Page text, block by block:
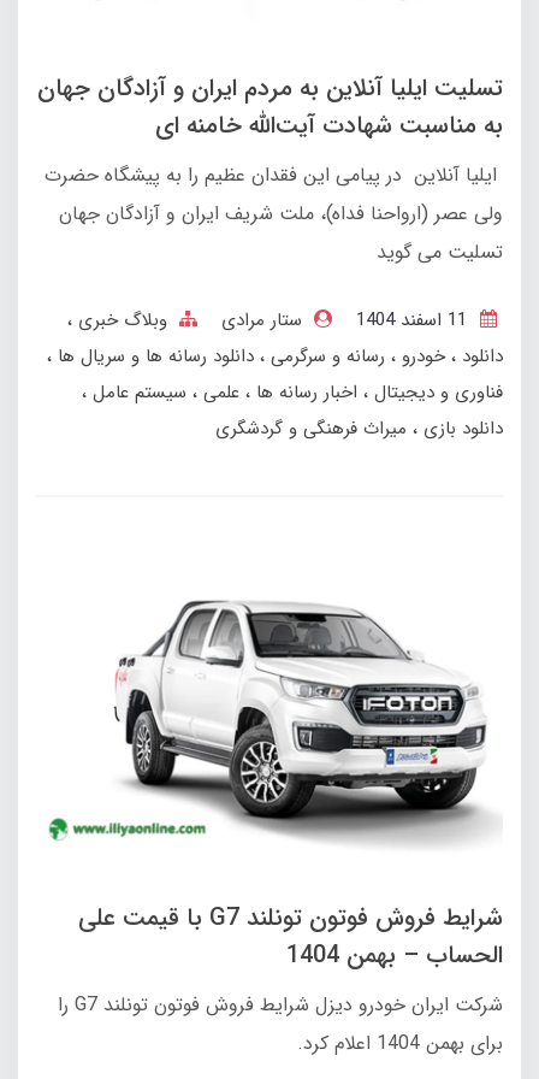
تسلیت ایلیا آنلاین به مردم ایران و آزادگان جهان
به مناسبت شهادت آیت‌الله خامنه ای
ایلیا آنلاین در پیامی این فقدان عظیم را به پیشگاه حضرت
ولی عصر (ارواحنا فداه)، ملت شریف ایران و آزادگان جهان
تسلیت می گوید
ستار مرادی
وبلاگ خبری
دانلود
خودرو رسانه و سرگرمی دانلود رسانه ها و سریال ها
فناوری و دیجیتال
اخبار رسانه ها علمی
سیستم عامل
دانلود بازی
میراث فرهنگی و گردشگری
شرایط فروش فوتون تونلند G7 با قیمت علی
الحساب – بهمن 1404
شرکت ایران خودرو دیزل شرایط فروش فوتون تونلند G7 را
برای بهمن 1404 اعلام کرد.